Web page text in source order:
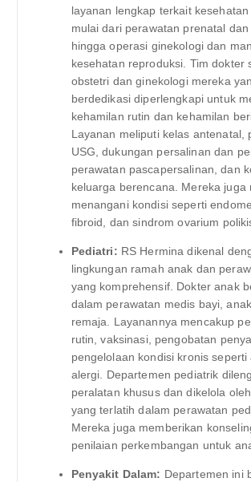
layanan lengkap terkait kesehatan
mulai dari perawatan prenatal
hingga operasi ginekologi dan
kesehatan reproduksi. Tim dokter
obstetri dan ginekologi mereka
berdedikasi diperlengkapi untuk
kehamilan rutin dan kehamilan
Layanan meliputi kelas antenatal,
USG, dukungan persalinan dan
perawatan pascapersalinan, dan
keluarga berencana. Mereka juga
menangani kondisi seperti
fibroid, dan sindrom ovarium
Pediatri: RS Hermina dikenal
lingkungan ramah anak dan
yang komprehensif. Dokter anak
dalam perawatan medis bayi,
remaja. Layanannya mencakup
rutin, vaksinasi, pengobatan
pengelolaan kondisi kronis seperti
alergi. Departemen pediatrik
peralatan khusus dan dikelola
yang terlatih dalam perawatan
Mereka juga memberikan
penilaian perkembangan untuk
Penyakit Dalam: Departemen ini